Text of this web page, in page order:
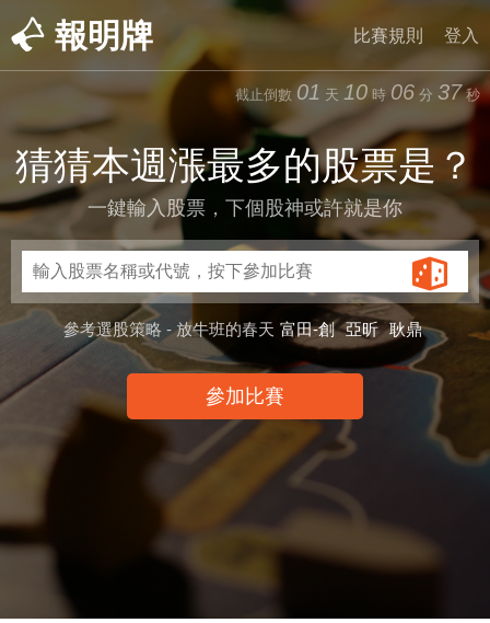
報明牌 比賽規則 登入
猜猜本週漲最多的股票是？
一鍵輸入股票，下個股神或許就是你
截止倒數 01 天10 時 06 分37秒
參考選股策略 - 放牛班的春天 富田-創 亞昕 耿鼎
參加比賽